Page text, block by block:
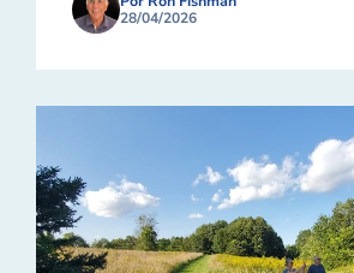
28/04/2026